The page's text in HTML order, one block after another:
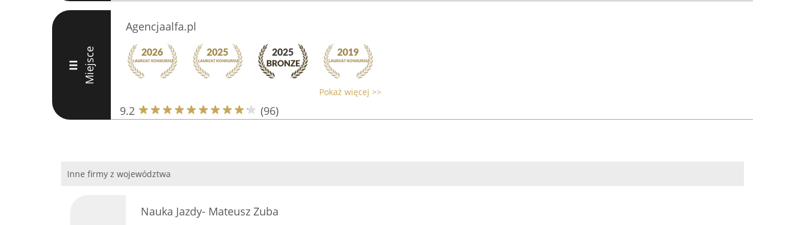
III Miejsce
Agencjaalfa.pl
Pokaż więcej >>
9.2 (96)
Inne firmy z województwa
Nauka Jazdy- Mateusz Zuba